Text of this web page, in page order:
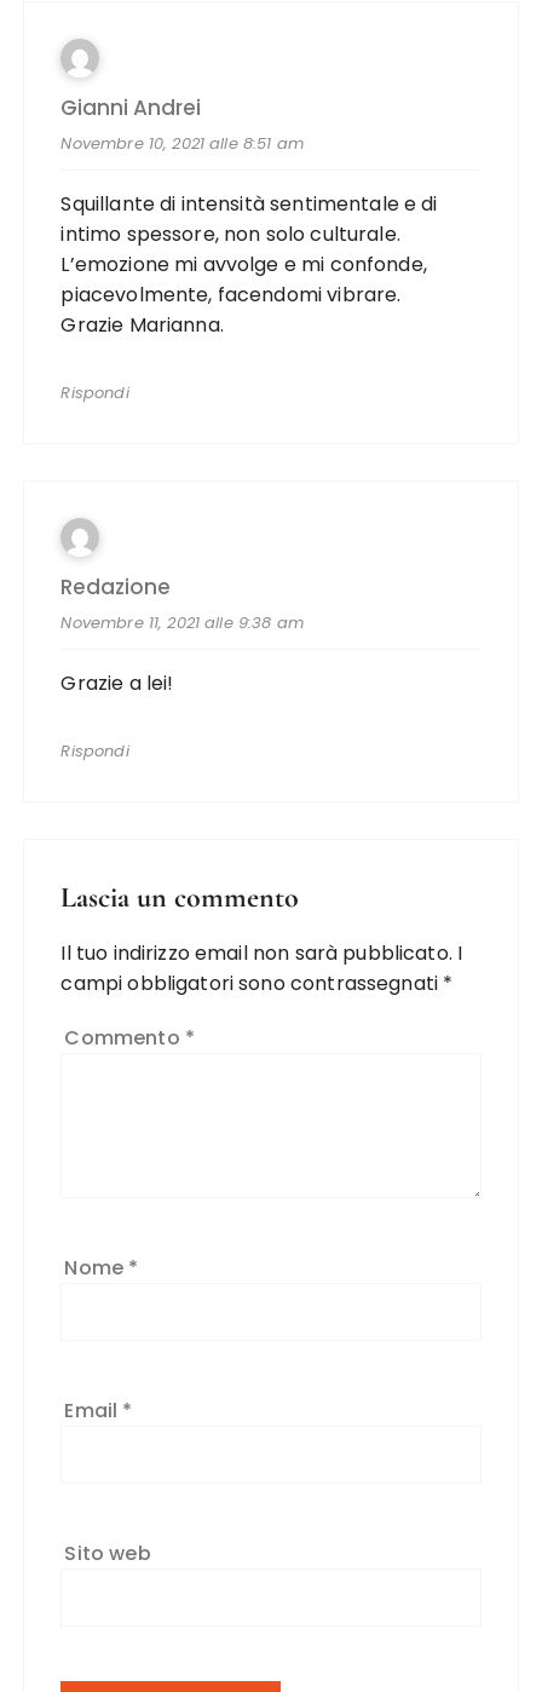
Gianni Andrei
Novembre 10, 2021 alle 8:51 am
Squillante di intensità sentimentale e di
intimo spessore, non solo culturale.
L’emozione mi avvolge e mi confonde,
piacevolmente, facendomi vibrare.
Grazie Marianna.
Rispondi
Redazione
Novembre 11, 2021 alle 9:38 am
Grazie a lei!
Rispondi
Lascia un commento
Il tuo indirizzo email non sarà pubblicato. I
campi obbligatori sono contrassegnati *
Commento *
Nome *
Email *
Sito web